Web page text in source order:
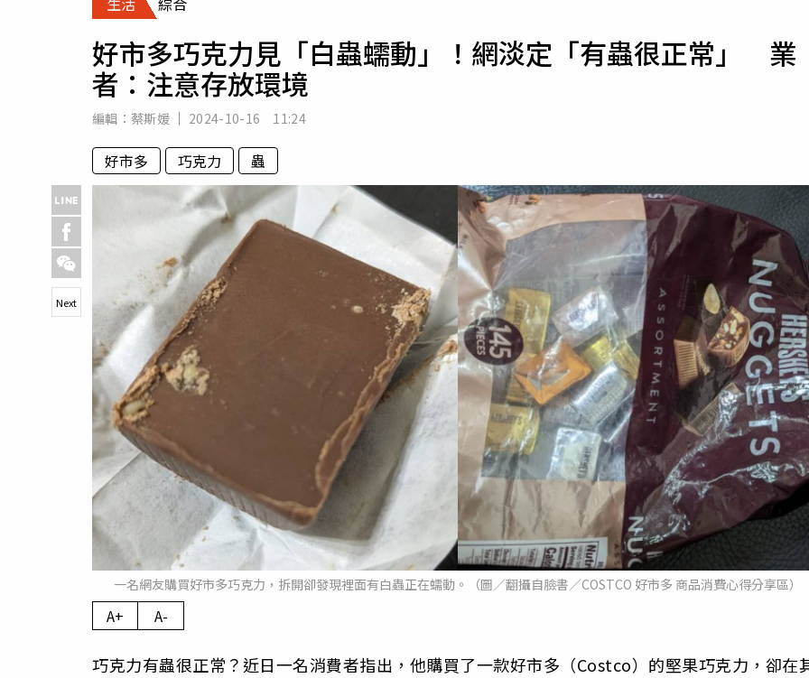
專欄
房產新勢力
運勢
好市多巧克力見「白蟲蠕動」！網淡定「有蟲很正常」 業
者：注意存放環境
編輯： 蔡斯媛 2024-10-16 11:24
好市多 巧克力 蟲
一名網友購買好市多巧克力，拆開卻發現裡面有白蟲正在蠕動。（圖／翻攝自臉書／COSTCO 好市多 商品消費心得分享區）
Next
A+ A-
巧克力有蟲很正常？近日一名消費者指出，他購買了一款好市多（Costco）的堅果巧克力，卻在